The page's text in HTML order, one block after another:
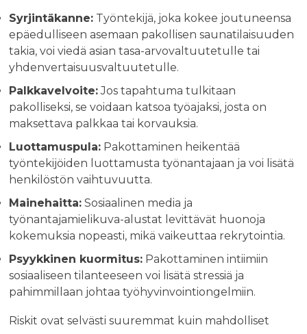
Syrjintäkanne: Työntekijä, joka kokee joutuneensa
epäedulliseen asemaan pakollisen saunatilaisuuden
takia, voi viedä asian tasa-arvovaltuutetulle tai
yhdenvertaisuusvaltuutetulle.
Palkkavelvoite:Jos tapahtuma tulkitaan
pakolliseksi, se voidaan katsoa työajaksi, josta on
maksettava palkkaa tai korvauksia.
Luottamuspula: Pakottaminen heikentää
työntekijöiden luottamusta työnantajaan ja voi lisätä
henkilöstön vaihtuvuutta.
Mainehaitta: Sosiaalinen media ja
työnantajamielikuva-alustat levittävät huonoja
kokemuksia nopeasti, mikä vaikeuttaa rekrytointia.
Psyykkinen kuormitus: Pakottaminen intiimiin
sosiaaliseen tilanteeseen voi lisätä stressiä ja
pahimmillaan johtaa työhyvinvointiongelmiin.
Riskit ovat selvästi suuremmat kuin mahdolliset